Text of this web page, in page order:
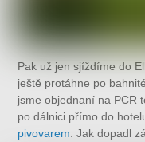
Pak už jen sjíždíme do
ještě protáhne po
jsme objednaní na PCR
po dálnici přímo do
pivovarem . Jak dopadl